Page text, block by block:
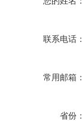
联系电话：
常用邮箱：
省份：